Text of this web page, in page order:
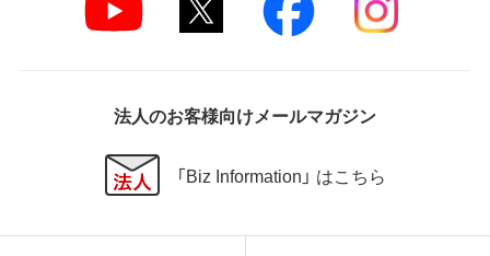
法人のお客様向けメールマガジン
「Biz Information」 はこちら